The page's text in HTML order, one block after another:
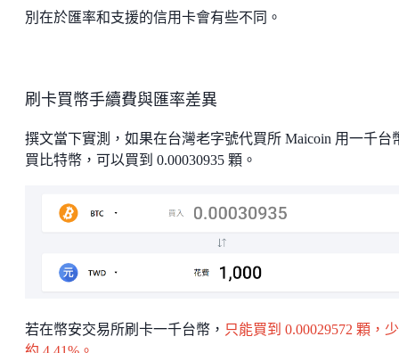
別在於匯率和支援的信用卡會有些不同。
刷卡買幣手續費與匯率差異
撰文當下實測，如果在台灣老字號代買所 Maicoin 用一千台
買比特幣，可以買到 0.00030935 顆。
若在幣安交易所刷卡一千台幣， 只能買到 0.00029572 顆，